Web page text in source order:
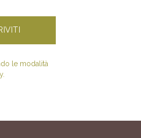
le modalità